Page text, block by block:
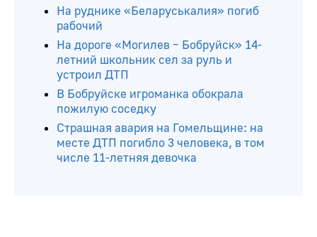
На руднике «Беларуськалия» погиб
рабочий
На дороге «Могилев – Бобруйск» 14-
летний школьник сел за руль и
устроил ДТП
В Бобруйске игроманка обокрала
пожилую соседку
Страшная авария на Гомельщине: на
месте ДТП погибло 3 человека, в том
числе 11-летняя девочка